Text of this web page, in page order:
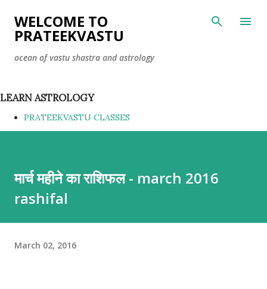
Skip to main content
WELCOME TO
PRATEEKVASTU
ocean of vastu shastra and astrology
LEARN ASTROLOGY
PRATEEKVASTU CLASSES
मार्च महीने का राशिफल - march 2016
rashifal
March 02, 2016